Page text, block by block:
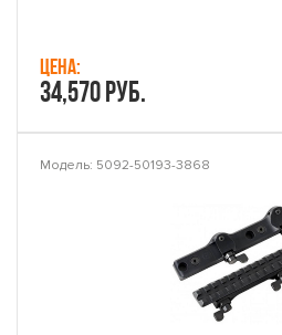
Цена:
34,570 руб.
Модель: 5092-50193-3868